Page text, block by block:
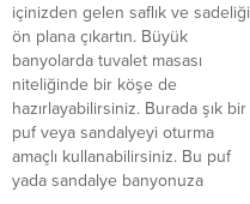
içinizden gelen saflık ve sadeliği
ön plana çıkartın. Büyük
banyolarda tuvalet masası
niteliğinde bir köşe de
hazırlayabilirsiniz. Burada şık bir
puf veya sandalyeyi oturma
amaçlı kullanabilirsiniz. Bu puf
yada sandalye banyonuza